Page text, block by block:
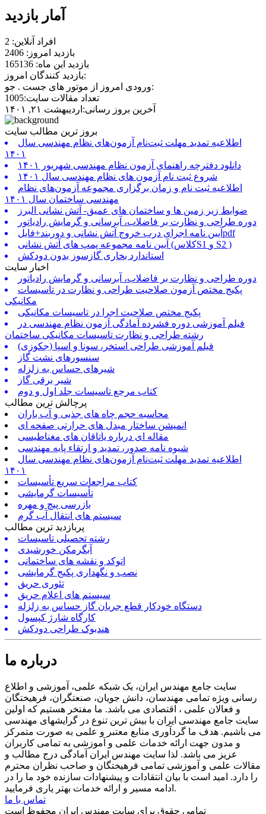
آمار بازدید
افراد آنلاین: 2
بازدید امروز: 2406
بازدید این ماه: 165136
بازدید کنندگان امروز:
ورودی امروز از موتور های جست . جو:
تعداد مقالات سایت:1005
آخرین بروز رسانی:اردیبهشت ۲۱, ۱۴۰۱
بروز ترین مطالب سایت
اطلاعیه تمدید مهلت ثبت‌نام آزمون‌های نظام مهندسی سال
۱۴۰۱
دانلود دفترچه راهنمای آزمون نظام مهندسی شهریور ۱۴۰۱
شروع ثبت نام آزمون های نظام مهندسی سال ۱۴۰۱
اطلاعیه ثبت نام و زمان برگزاری مجموعه آزمون‌های نظام
مهندسی ساختمان سال ۱۴۰۱
ضوابط زیر زمین ها و ساختمان های عمیق- آتش نشانی البرز
دوره طراحی و نظارت بر فاضلاب، آبرسانی و گرمایش رادیاتور
آیین نامه اجرای درب خروج آتش نشانی و دوربند+فایلpdf
آیین نامه مجموعه پمپ های آتش نشانی (کلاسS1 و S2 )
استاندارد بخاری گازسوز بدون دودکش
اخبار سایت
دوره طراحی و نظارت بر فاضلاب، آبرسانی و گرمایش رادیاتور
پکیج مختص آزمون صلاحیت طراحی و نظارت در تاسیسات
مکانیکی
پکیج مختص صلاحیت اجرا در تاسیسات مکانیکی
فیلم آموزشی دوره فشرده آمادگی آزمون نظام مهندسی در
رشته طراحی و نظارت تاسیسات مکانیکی ساختمان
فیلم آموزشی طراحی استخر، سونا و اسپا (جکوزی)
سنسورهای نشت گاز
شیرهای حساس به زلزله
شیر برقی گاز
کتاب مرجع تاسیسات جلد اول و دوم
پرچالش ترین مطالب
محاسبه حجم چاه های جذبی و آب باران
انمیشن ساختار مبدل های حرارتی صفحه ای
مقاله ای درباره یاتاقان های مغناطیسی
شیوه نامه صدور، تمدید و ارتقاء پایه مهندسی
اطلاعیه تمدید مهلت ثبت‌نام آزمون‌های نظام مهندسی سال
۱۴۰۱
کتاب مراجعات سریع تأسیسات
تأسیسات گرمایشی
بازرسی پیچ و مهره
سیستم های انتقال آب گرم
پربازدید ترین مطالب
رشته تحصیلی تاسیسات
آبگرمکن خورشیدی
اتوکد و نقشه های ساختمانی
نصب و نگهداری پکیج گرمایشی
تئوری حریق
سیستم های اعلام حریق
دستگاه خودکار قطع جریان گاز حساس به زلزله
کارگاه شارژ کپسول
هندبوک طراحی دودکش
درباره ما
سایت جامع مهندس ایران، یک شبکه علمی، آموزشی و اطلاع
رسانی ویژه تمامی مهندسان، دانش جویان، صنعتگران، فرهیختگان
و فعالان علمی ، اقتصادی می باشد. ما مفتخر هستیم که اولین
سایت جامع مهندسی ایران با بیش ترین تنوع در گرایشهای مهندسی
می باشیم. هدف ما گردآوری منابع معتبر و علمی به صورت متمرکز
و مدون جهت ارائه خدمات علمی و آموزشی به تمامی کاربران
عزیز می باشد. لذا سایت مهندس ایران آمادگی درج مطالب و
مقالات علمی و آموزشی تمامی فرهیختگان و صاحب نظران محترم
را دارد. امید است با بیان انتقادات و پیشنهادات سازنده خود ما را در
ادامه مسیر و ارائه خدمات بهتر یاری فرمایید.
تماس با ما
تمامی حقوق برای سایت مهندس ایران محفوظ است